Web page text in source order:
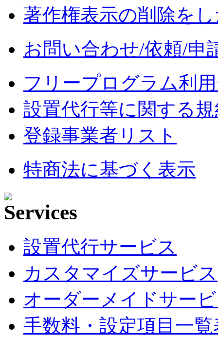
著作権表示の削除を
お問い合わせ/依頼/申
フリープログラム利
設置代行等に関する
登録事業者リスト
特商法に基づく表示
設置代行サービス
カスタマイズサービス
オーダーメイドサー
手数料・設定項目一覧